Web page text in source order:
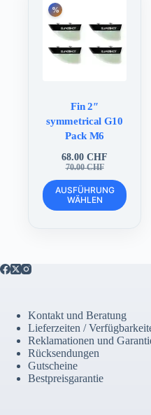
Fin 2″
symmetrical G10
Pack M6
70.00CHF
Ursprünglicher
Preis
war:
70.00 CHF
68.00CHF
Aktueller
Preis
ist:
68.00 CHF.
AUSFÜHRUNG
WÄHLEN
Dieses
Produkt
weist
der
Produktseite
gewählt
werden
Kontakt und Beratung
Lieferzeiten /
Reklamationen und
Rücksendungen
Gutscheine
Bestpreisgarantie